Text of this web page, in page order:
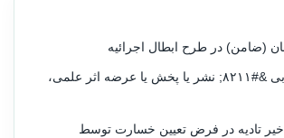
(ضامن) در طرح ابطال اجرائیه
دادنامه سرقت ادبی &#۸۲۱۱; نشر یا پخش یا عرضه اثر علمی،
تادیه در فرض تعیین خسارت توسط